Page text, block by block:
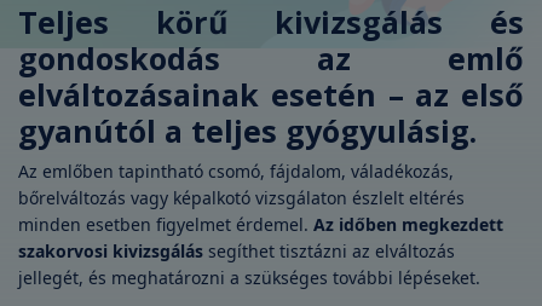
Teljes körű kivizsgálás és
gondoskodás az emlő
elváltozásainak esetén – az első
gyanútól a teljes gyógyulásig.
Az emlőben tapintható csomó, fájdalom, váladékozás,
bőrelváltozás vagy képalkotó vizsgálaton észlelt eltérés
minden esetben figyelmet érdemel. Az időben megkezdett
szakorvosi kivizsgálás segíthet tisztázni az elváltozás
jellegét, és meghatározni a szükséges további lépéseket.